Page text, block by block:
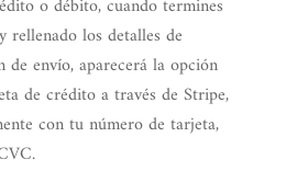
o débito,cuando termines
los detalles de
envío, aparecerá la opción
de crédito a través de Stripe,
con tu número de tarjeta,